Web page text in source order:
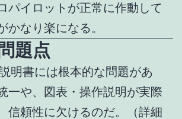
パイロットが正常に作動して
かなり楽になる。
題点
明書には根本的な問題があ
一や、図表・操作説明が実際
信頼性に欠けるのだ。（詳細